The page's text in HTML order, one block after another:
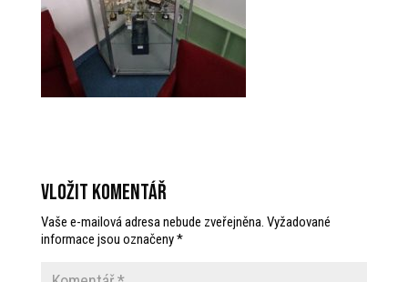
Vložit komentář
Vaše e-mailová adresa nebude zveřejněna. Vyžadované
informace jsou označeny*